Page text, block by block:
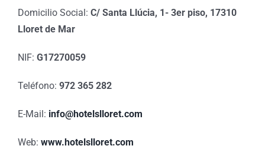
Domicilio Social: C/ Santa Llúcia, 1- 3er piso, 17310
Lloret de Mar
NIF: G17270059
Teléfono: 972 365 282
E-Mail: info@hotelslloret.com
Web: www.hotelslloret.com